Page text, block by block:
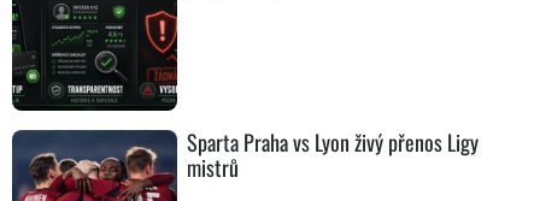
Sparta Praha vs Lyon živý přenos Ligy
mistrů